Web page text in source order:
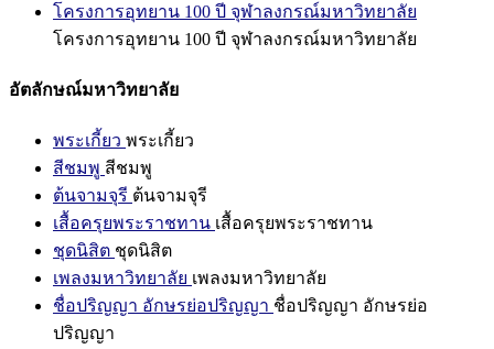
โครงการอุทยาน 100 ปี จุฬาลงกรณ์มหาวิทยาลัย
โครงการอุทยาน 100 ปี จุฬาลงกรณ์มหาวิทยาลัย
อัตลักษณ์มหาวิทยาลัย
พระเกี้ยว พระเกี้ยว
สีชมพู สีชมพู
ต้นจามจุรี ต้นจามจุรี
เสื้อครุยพระราชทาน เสื้อครุยพระราชทาน
ชุดนิสิต ชุดนิสิต
เพลงมหาวิทยาลัย เพลงมหาวิทยาลัย
ชื่อปริญญา อักษรย่อปริญญา ชื่อปริญญา อักษรย่อ
ปริญญา